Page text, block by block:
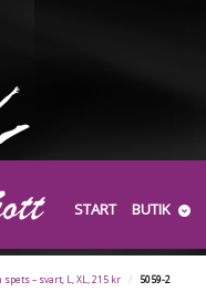
START BUTIK
– svart, L, XL, 215 kr / 5059-2